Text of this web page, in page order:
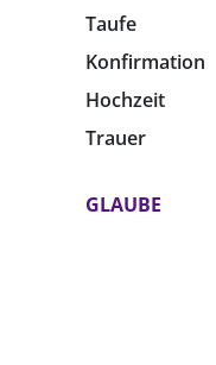
Taufe
Konfirmation
Hochzeit
Trauer
GLAUBE